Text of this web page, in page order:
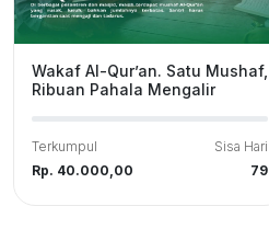
Wakaf Al-Qur’an. Satu Mushaf,
Ribuan Pahala Mengalir
Terkumpul
Rp. 40.000,00
Sisa Hari
79